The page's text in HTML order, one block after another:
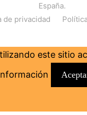
España.
de privacidad
este sitio